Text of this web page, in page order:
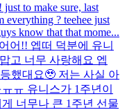
to make sure, last
everything ? teehee just
know that that mome...
어!! 엡떠 덕분에 유니
고 너무 사랑해요 엡
했대요🥹 저는 사실 아
ㅠ 유니스가 1주년이
너무나 큰 1주년 선물